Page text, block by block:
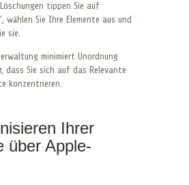
tippen Sie auf
wählen Sie Ihre Elemente aus und
sie.
minimiert Unordnung
dass Sie sich auf das Relevante
konzentrieren.
Ihrer
über Apple-